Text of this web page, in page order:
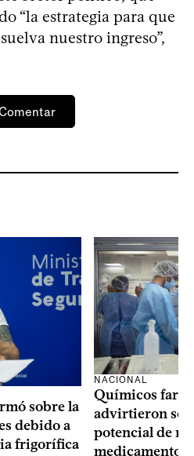
“la estrategia para que
nuestro ingreso”,
sobre la
debido a
frigorífica
NACIONAL
Químicos
advirtieron
potencial de
medicamentos